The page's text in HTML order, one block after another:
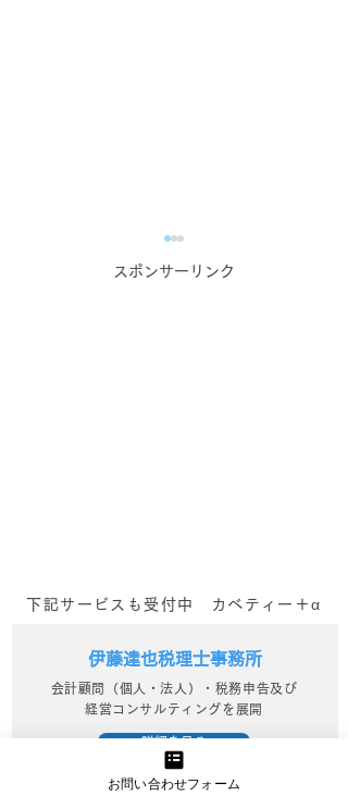
スポンサーリンク
下記サービスも受付中 カベティー＋α
伊藤達也税理士事務所
会計顧問（個人・法人）・税務申告及び
経営コンサルティングを展開
詳細を見る
お問い合わせフォーム